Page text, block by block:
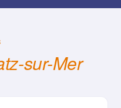
sur-Mer